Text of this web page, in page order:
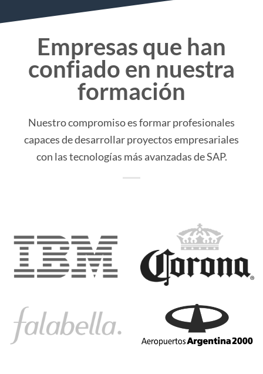
Empresas que han
confiado en nuestra
formación
Nuestro compromiso es formar profesionales
capaces de desarrollar proyectos empresariales
con las tecnologías más avanzadas de SAP.